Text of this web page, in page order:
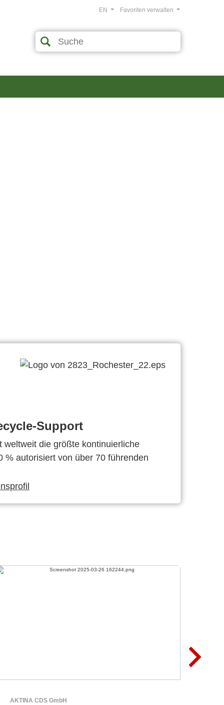
Favoriten verwalten
EN
Support
weltweit die größte kontinuierliche
% autorisiert von über 70 führenden
AKTINA CDS GmbH